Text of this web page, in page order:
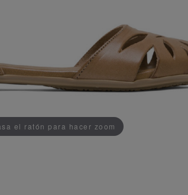
el ratón para hacer zoom
ADDEDD TO CART